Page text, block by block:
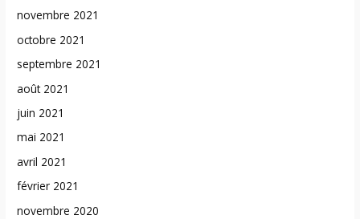
novembre 2021
octobre 2021
septembre 2021
août 2021
juin 2021
mai 2021
avril 2021
février 2021
novembre 2020